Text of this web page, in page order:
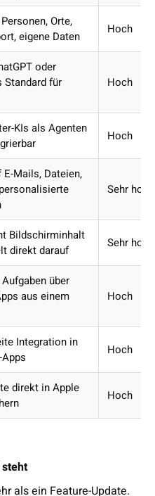
Orte,
eigene Daten
Hoch
oder
Standard für
Hoch
KIs als Agenten
Hoch
Mails, Dateien,
Sehr hoch
Bildschirminhalt
direkt darauf
Sehr hoch
über
aus einem
Hoch
Integration in
Hoch
direkt in Apple
Hoch
als ein Feature-Update.